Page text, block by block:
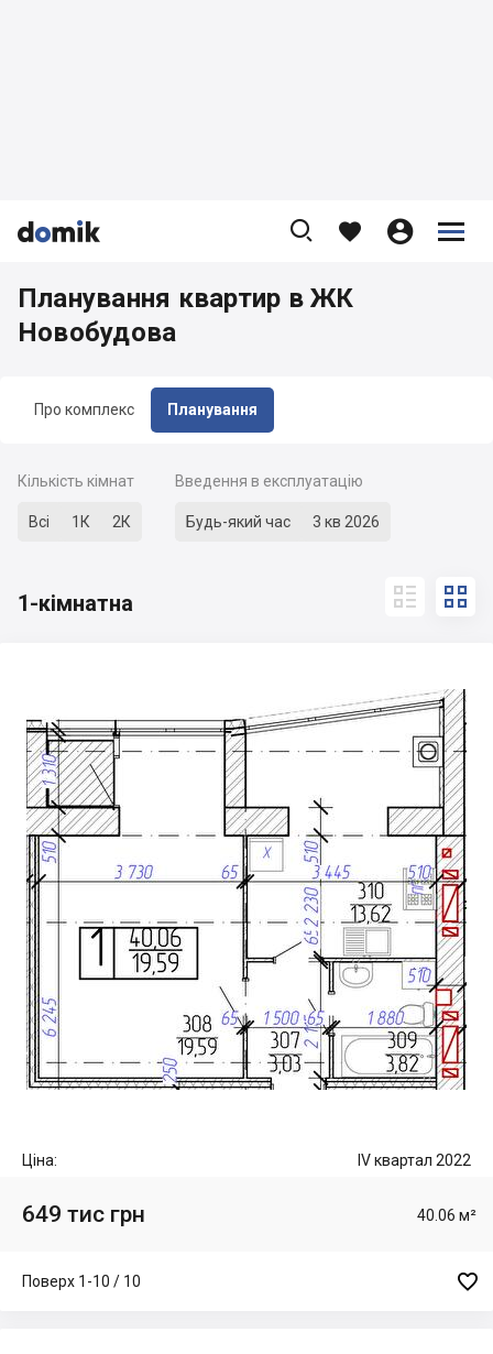


    


Про комплекс Планування
Планування квартир в ЖК
Новобудова
Кількість кімнат
Всі 1К 2К
Введення в експлуатацію
Будь-який час 3 кв 2026
1-кімнатна  
Ціна: IV квартал 2022
649 тис грн 40.06 м²
Поверх 1-10 / 10 